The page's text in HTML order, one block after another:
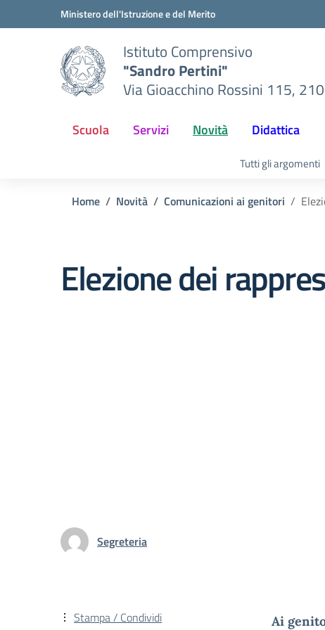
Vai ai contenuti
Vai al menu di navigazioneMinistero dell'Istruzione e del Merito
Istituto Comprensivo
"Sandro Pertini"
Via Gioacchino Rossini 115,
Scuola Servizi Novità Didattica
Tutti gli argomenti
Home Novità Comunicazioni ai genitori
Elezione dei
Segreteria
Ai
Stampa / Condividi